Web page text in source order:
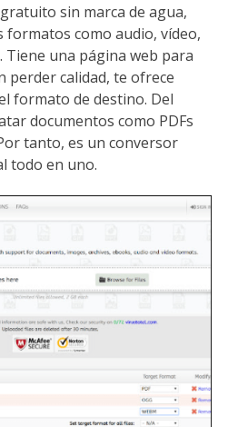
sin marca de agua,
formatos como audio, vídeo,
Tiene una página web para
perder calidad, te ofrece
formato de destino. Del
documentos como PDFs
tanto, es un conversor
todo en uno.